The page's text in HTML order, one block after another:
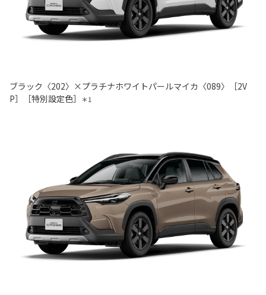
ブラック〈202〉×プラチナホワイトパールマイカ〈089〉［2V
P］［特別設定色］
＊1